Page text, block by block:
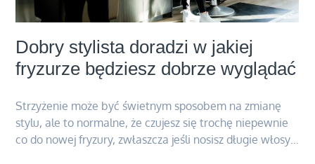
Dobry stylista doradzi w jakiej
fryzurze będziesz dobrze wyglądać
Strzyżenie może być świetnym sposobem na zmianę
stylu, ale to normalne, że czujesz się trochę niepewnie
co do nowej fryzury, zwłaszcza jeśli nosisz długie włosy…